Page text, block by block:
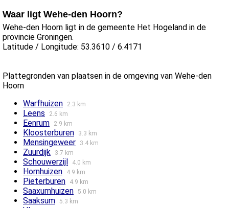
Waar ligt Wehe-den Hoorn?
Wehe-den Hoorn ligt in de gemeente Het Hogeland in de
provincie Groningen.
Latitude / Longitude: 53.3610 / 6.4171
Plattegronden van plaatsen in de omgeving van Wehe-den
Hoorn
Warfhuizen
2.3 km
Leens 2.6 km
Eenrum 2.9 km
Kloosterburen 3.3 km
Mensingeweer 3.4 km
Zuurdijk 3.7 km
Schouwerzijl 4.0 km
Hornhuizen 4.9 km
Pieterburen 4.9 km
Saaxumhuizen 5.0 km
Saaksum 5.3 km